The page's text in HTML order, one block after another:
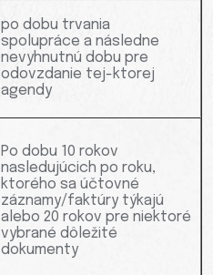
po dobu trvania
spolupráce a následne
nevyhnutnú dobu pre
odovzdanie tej-ktorej
agendy
Po dobu 10 rokov
nasledujúcich po roku,
ktorého sa účtovné
záznamy/faktúry týkajú
alebo 20 rokov pre niektoré
vybrané dôležité
dokumenty